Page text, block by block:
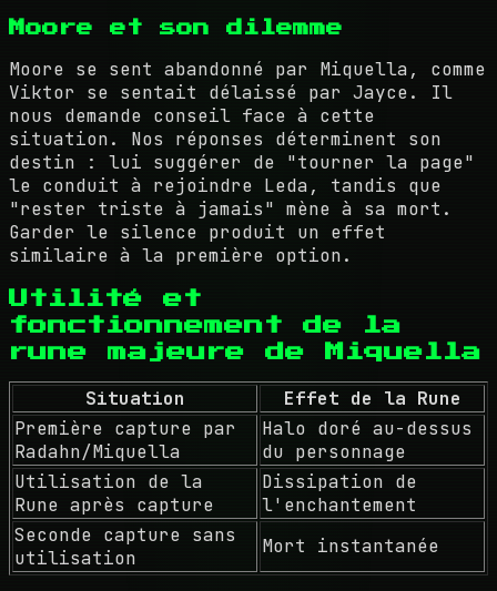
Moore et son dilemme
Moore se sent abandonné par Miquella, comme
Viktor se sentait délaissé par Jayce. Il
nous demande conseil face à cette
situation. Nos réponses déterminent son
destin : lui suggérer de "tourner la page"
le conduit à rejoindre Leda, tandis que
"rester triste à jamais" mène à sa mort.
Garder le silence produit un effet
similaire à la première option.
Utilité et
fonctionnement de la
rune majeure de Miquella
Situation
Effet de la Rune
Première capture par
Radahn/Miquella
Halo doré au-dessus
du personnage
Utilisation de la
Rune après capture
Dissipation de
l'enchantement
Seconde capture sans
utilisation
Mort instantanée